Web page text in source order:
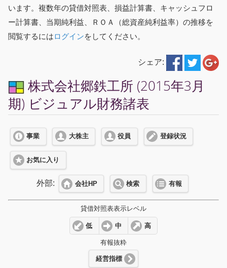
います。複数年の貸借対照表、損益計算書、キャッシュフロ
ー計算書、当期純利益、ＲＯＡ（総資産純利益率）の推移を
閲覧するにはログインをしてください。
シェア:
株式会社郷鉄工所 (2015年3月
期) ビジュアル財務諸表
事業 大株主 役員 登録状況
お気に入り
外部: 会社HP 検索 有報
貸借対照表表示レベル
低 中 高
有報抜粋
経営指標